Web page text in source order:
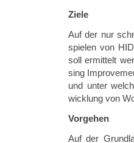
Ziele
Auf der nur
spie­len von
soll er­mit­telt
sing
und unter
wick­lung von
Vor­ge­hen
Auf der